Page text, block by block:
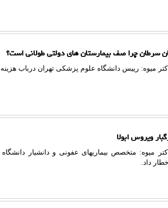
میوه: رییس دانشگاه علوم پزشکی تهران درباب
ویروس ابولا
میوه: متخصص بیماریهای عفونی و دانشیار
داد.